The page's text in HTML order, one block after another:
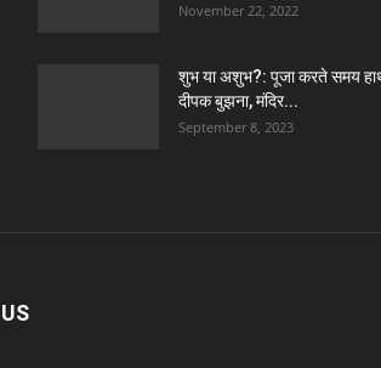
November 22, 2022
शुभ या अशुभ?: पूजा करते समय
दीपक बुझना, मंदिर...
September 8, 2023